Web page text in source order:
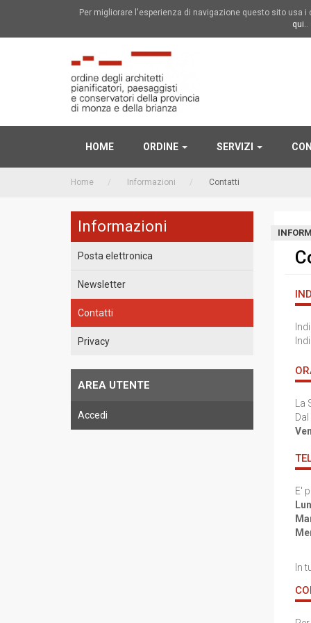
Per migliorare l'esperienza di navigazione questo sito
qui..
HOME ORDINE SERVIZI
Home Informazioni Contatti
Informazioni
Posta elettronica
Newsletter
Contatti
Privacy
AREA UTENTE
Accedi
Dal
E'
In